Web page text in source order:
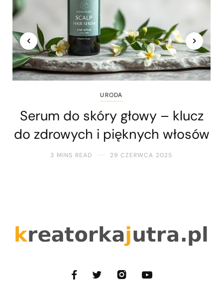
URODA
Serum do skóry głowy – klucz
do zdrowych i pięknych włosów
3 MINS READ 29 CZERWCA 2025